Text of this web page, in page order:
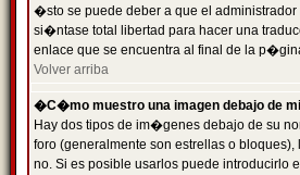
�sto se puede deber a que el
si�ntase total libertad para hacer una
enlace que se encuentra al final de la
Volver arriba
�C�mo muestro una imagen debajo de
Hay dos tipos de im�genes debajo de su
foro (generalmente son estrellas o
no. Si es posible usarlos puede introducirlo